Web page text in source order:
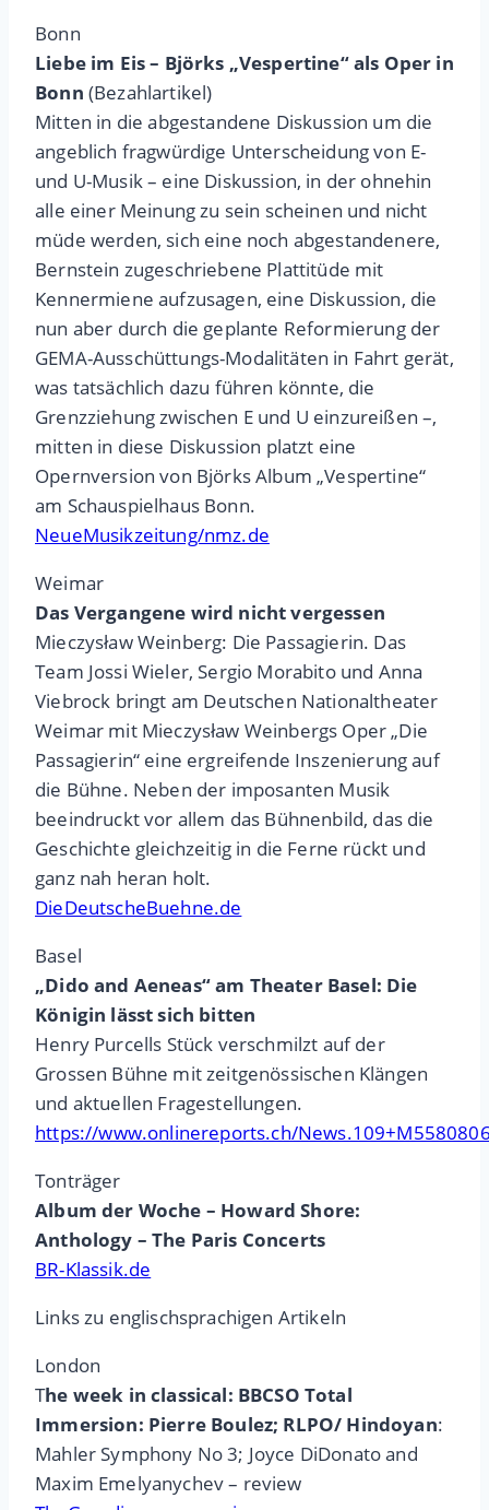
Bonn
Liebe im Eis – Björks „Vespertine“ als Oper in
Bonn (Bezahlartikel)
Mitten in die abgestandene Diskussion um die
angeblich fragwürdige Unterscheidung von E-
und U-Musik – eine Diskussion, in der ohnehin
alle einer Meinung zu sein scheinen und nicht
müde werden, sich eine noch abgestandenere,
Bernstein zugeschriebene Plattitüde mit
Kennermiene aufzusagen, eine Diskussion, die
nun aber durch die geplante Reformierung der
GEMA-Ausschüttungs-Modalitäten in Fahrt gerät,
was tatsächlich dazu führen könnte, die
Grenzziehung zwischen E und U einzureißen –,
mitten in diese Diskussion platzt eine
Opernversion von Björks Album „Vespertine“
am Schauspielhaus Bonn.
NeueMusikzeitung/nmz.de
Weimar
Das Vergangene wird nicht vergessen
Mieczysław Weinberg: Die Passagierin. Das
Team Jossi Wieler, Sergio Morabito und Anna
Viebrock bringt am Deutschen Nationaltheater
Weimar mit Mieczysław Weinbergs Oper „Die
Passagierin“ eine ergreifende Inszenierung auf
die Bühne. Neben der imposanten Musik
beeindruckt vor allem das Bühnenbild, das die
Geschichte gleichzeitig in die Ferne rückt und
ganz nah heran holt.
DieDeutscheBuehne.de
Basel
„Dido and Aeneas“ am Theater Basel: Die
Königin lässt sich bitten
Henry Purcells Stück verschmilzt auf der
Grossen Bühne mit zeitgenössischen Klängen
und aktuellen Fragestellungen.
https://www.onlinereports.ch/
Tonträger
Album der Woche – Howard Shore:
Anthology – The Paris Concerts
BR-Klassik.de
Links zu englischsprachigen Artikeln
London
The week in classical: BBCSO Total
Immersion: Pierre Boulez; RLPO/ Hindoyan:
Mahler Symphony No 3; Joyce DiDonato and
Maxim Emelyanychev – review